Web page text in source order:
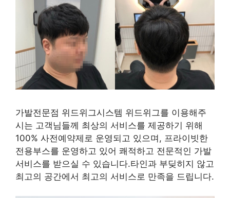
가발전문점 위드위그시스템 위드위그를 이용해주
시는 고객님들께 최상의 서비스를 제공하기 위해
100% 사전예약제로 운영되고 있으며, 프라이빗한
전용부스를 운영하고 있어 쾌적하고 전문적인 가발
서비스를 받으실 수 있습니다.타인과 부딪히지 않고
최고의 공간에서 최고의 서비스로 만족을 드립니다.